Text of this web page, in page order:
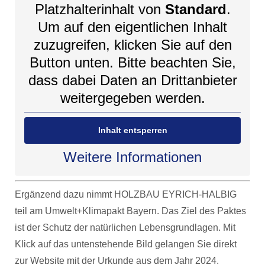
Platzhalterinhalt von Standard.
Um auf den eigentlichen Inhalt
zuzugreifen, klicken Sie auf den
Button unten. Bitte beachten Sie,
dass dabei Daten an Drittanbieter
weitergegeben werden.
Inhalt entsperren
Weitere Informationen
Ergänzend dazu nimmt HOLZBAU EYRICH-HALBIG
teil am Umwelt+Klimapakt Bayern. Das Ziel des Paktes
ist der Schutz der natürlichen Lebensgrundlagen. Mit
Klick auf das untenstehende Bild gelangen Sie direkt
zur Website mit der Urkunde aus dem Jahr 2024.